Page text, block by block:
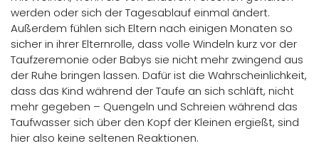
werden oder sich der Tagesablauf einmal ändert.
Außerdem fühlen sich Eltern nach einigen Monaten so
sicher in ihrer Elternrolle, dass volle Windeln kurz vor der
Taufzeremonie oder Babys sie nicht mehr zwingend aus
der Ruhe bringen lassen. Dafür ist die Wahrscheinlichkeit,
dass das Kind während der Taufe an sich schläft, nicht
mehr gegeben – Quengeln und Schreien während das
Taufwasser sich über den Kopf der Kleinen ergießt, sind
hier also keine seltenen Reaktionen.